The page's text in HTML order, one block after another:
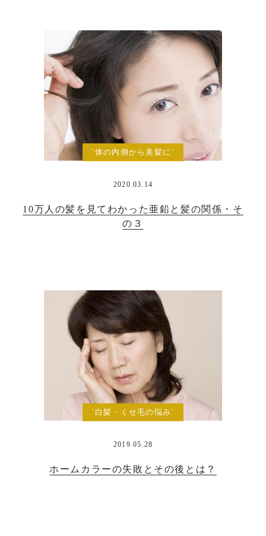
`体の内側から美髪に`
2020.03.14
10万人の髪を見てわかった亜鉛と髪の関係・そ
の３
`白髪・くせ毛の悩み`
2019.05.28
ホームカラーの失敗とその後とは？